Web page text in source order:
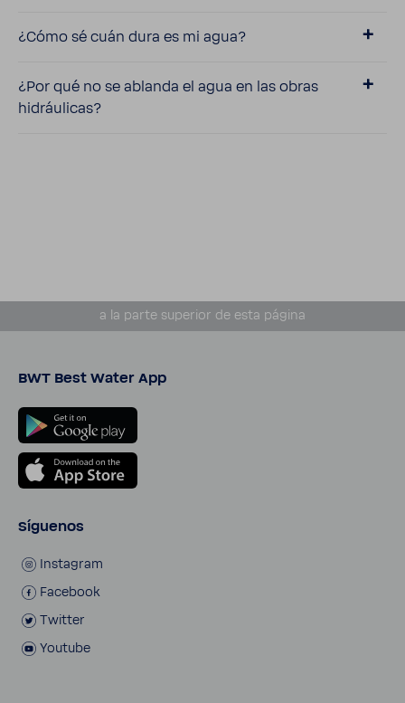
¿Cómo sé cuán dura es mi agua?
¿Por qué no se ablanda el agua en las obras
hidráu­licas?
a la parte supe­rior de esta página
BWT Best Water App
Síguenos
Insta­gram
Face­book
Twitter
Youtube